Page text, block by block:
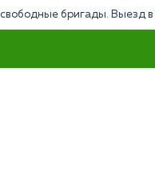
бригады. Выезд в